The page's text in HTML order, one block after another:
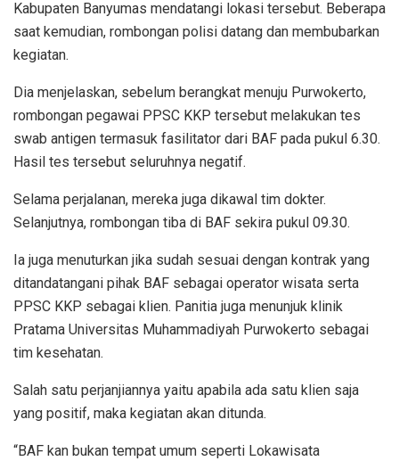
Kabupaten Banyumas mendatangi lokasi tersebut. Beberapa
saat kemudian, rombongan polisi datang dan membubarkan
kegiatan.
Dia menjelaskan, sebelum berangkat menuju Purwokerto,
rombongan pegawai PPSC KKP tersebut melakukan tes
swab antigen termasuk fasilitator dari BAF pada pukul 6.30.
Hasil tes tersebut seluruhnya negatif.
Selama perjalanan, mereka juga dikawal tim dokter.
Selanjutnya, rombongan tiba di BAF sekira pukul 09.30.
Ia juga menuturkan jika sudah sesuai dengan kontrak yang
ditandatangani pihak BAF sebagai operator wisata serta
PPSC KKP sebagai klien. Panitia juga menunjuk klinik
Pratama Universitas Muhammadiyah Purwokerto sebagai
tim kesehatan.
Salah satu perjanjiannya yaitu apabila ada satu klien saja
yang positif, maka kegiatan akan ditunda.
“BAF kan bukan tempat umum seperti Lokawisata